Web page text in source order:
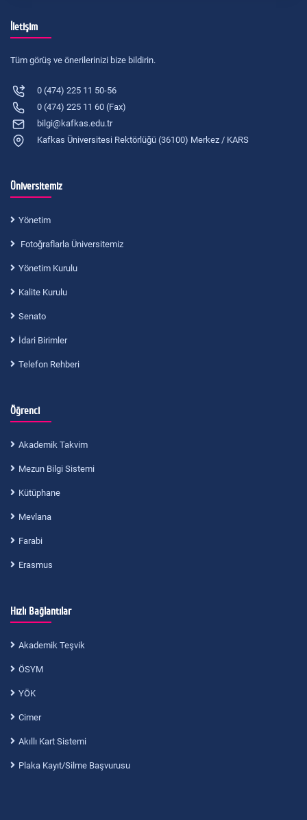
İletişim
Tüm görüş ve önerilerinizi bize bildirin.
0 (474) 225 11 50-56
0 (474) 225 11 60 (Fax)
bilgi@kafkas.edu.tr
Kafkas Üniversitesi Rektörlüğü (36100) Merkez / KARS
Üniversitemiz
Yönetim
Fotoğraflarla Üniversitemiz
Yönetim Kurulu
Kalite Kurulu
Senato
İdari Birimler
Telefon Rehberi
Öğrenci
Akademik Takvim
Mezun Bilgi Sistemi
Kütüphane
Mevlana
Farabi
Erasmus
Hızlı Bağlantılar
Akademik Teşvik
ÖSYM
YÖK
Cimer
Akıllı Kart Sistemi
Plaka Kayıt/Silme Başvurusu